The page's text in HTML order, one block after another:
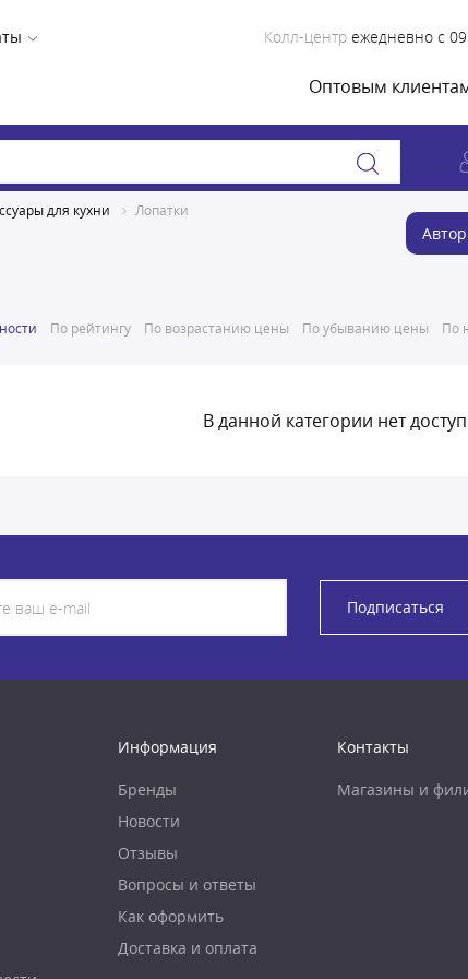
Колл-центр ежедневно с
Оптовым
для кухни Лопатки
По рейтингу По возрастанию цены По убыванию цены По
В данной категории нет
Подписаться
Информация
Бренды
Новости
Отзывы
Вопросы и ответы
Как оформить
Доставка и оплата
Контакты
Магазины и